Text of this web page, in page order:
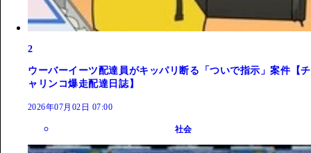
2
ウーバーイーツ配達員がキッパリ断る「ついで指示」案件【チ
ャリンコ爆走配達日誌】
2026年07月02日 07:00
社会